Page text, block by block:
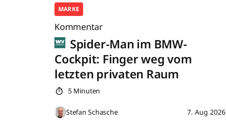
MARKE
Kommentar
Spider-Man im BMW-
Cockpit: Finger weg vom
letzten privaten Raum
5 Minuten
Stefan Schasche 7. Aug 2026